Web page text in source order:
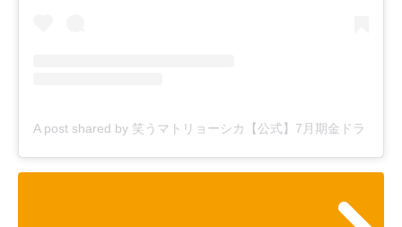
A post shared by 笑うマトリョーシカ【公式】7月期金ドラ